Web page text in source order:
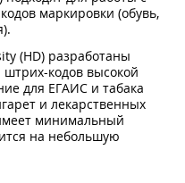
маркировки (обувь,
(HD) разработаны
кодов высокой
для ЕГАИС и табака
и лекарственных
минимальный
на небольшую